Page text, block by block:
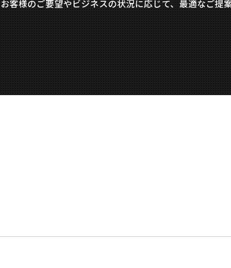
お客様のご要望やビジネスの状況に応じて、最適なご提